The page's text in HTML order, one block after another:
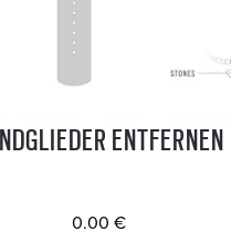
ENTFERNEN
0.00 €